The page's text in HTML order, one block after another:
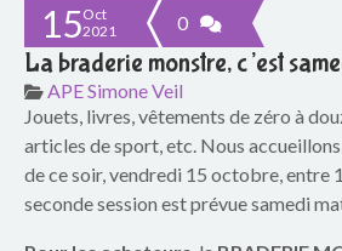
g
d
e
s
p
15Oct
2021
0
La braderie monstre, c’est
APE Simone Veil
Jouets, livres, vêtements de zéro à
articles de sport, etc. Nous
de ce soir, vendredi 15 octobre, entre
seconde session est prévue samedi